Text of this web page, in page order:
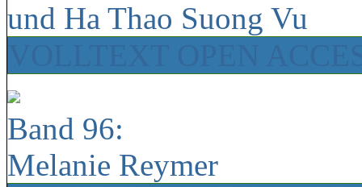
und Ha Thao Suong Vu
Band 96:
Melanie Reymer